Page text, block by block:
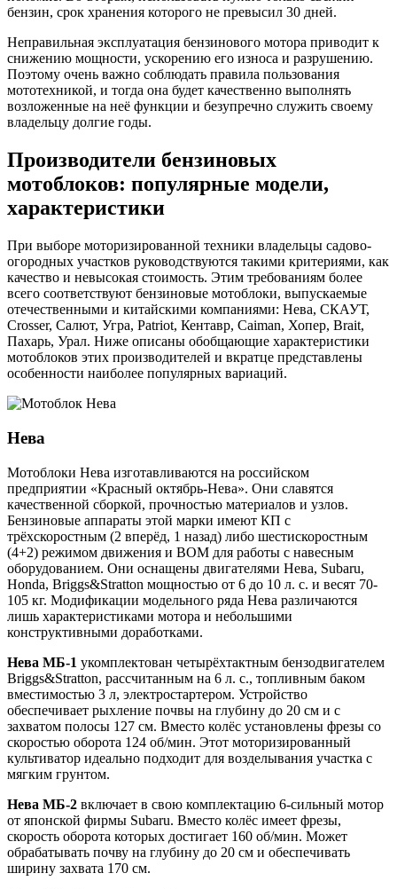
бензин, срок хранения которого не превысил 30 дней.
Неправильная эксплуатация бензинового мотора приводит к
снижению мощности, ускорению его износа и разрушению.
Поэтому очень важно соблюдать правила пользования
мототехникой, и тогда она будет качественно выполнять
возложенные на неё функции и безупречно служить своему
владельцу долгие годы.
Производители бензиновых
мотоблоков: популярные модели,
характеристики
При выборе моторизированной техники владельцы садово-
огородных участков руководствуются такими критериями, как
качество и невысокая стоимость. Этим требованиям более
всего соответствуют бензиновые мотоблоки, выпускаемые
отечественными и китайскими компаниями: Нева, СКАУТ,
Crosser, Салют, Угра, Patriot, Кентавр, Caiman, Хопер, Brait,
Пахарь, Урал. Ниже описаны обобщающие характеристики
мотоблоков этих производителей и вкратце представлены
особенности наиболее популярных вариаций.
Нева
Мотоблоки Нева изготавливаются на российском
предприятии «Красный октябрь-Нева». Они славятся
качественной сборкой, прочностью материалов и узлов.
Бензиновые аппараты этой марки имеют КП с
трёхскоростным (2 вперёд, 1 назад) либо шестискоростным
(4+2) режимом движения и ВОМ для работы с навесным
оборудованием. Они оснащены двигателями Нева, Subaru,
Honda, Briggs&Stratton мощностью от 6 до 10 л. с. и весят 70-
105 кг. Модификации модельного ряда Нева различаются
лишь характеристиками мотора и небольшими
конструктивными доработками.
Нева МБ-1 укомплектован четырёхтактным бензодвигателем
Briggs&Stratton, рассчитанным на 6 л. с., топливным баком
вместимостью 3 л, электростартером. Устройство
обеспечивает рыхление почвы на глубину до 20 см и с
захватом полосы 127 см. Вместо колёс установлены фрезы со
скоростью оборота 124 об/мин. Этот моторизированный
культиватор идеально подходит для возделывания участка с
мягким грунтом.
Нева МБ-2 включает в свою комплектацию 6-сильный мотор
от японской фирмы Subaru. Вместо колёс имеет фрезы,
скорость оборота которых достигает 160 об/мин. Может
обрабатывать почву на глубину до 20 см и обеспечивать
ширину захвата 170 см.